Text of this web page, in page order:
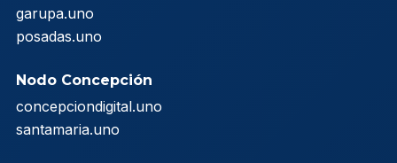
garupa.uno
posadas.uno
Nodo Concepción
concepciondigital.uno
santamaria.uno